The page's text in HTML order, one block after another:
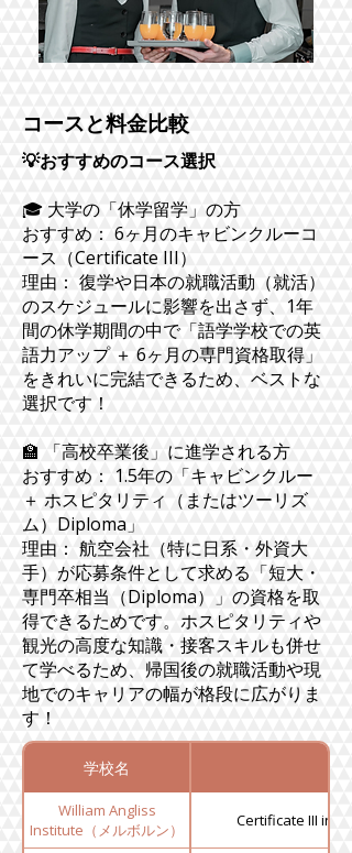
​コースと料金比較
💡おすすめのコース選択
🎓 大学の「休学留学」の方
おすすめ： 6ヶ月のキャビンクルーコ
ース（Certificate III）
理由： 復学や日本の就職活動（就活）
のスケジュールに影響を出さず、1年
間の休学期間の中で「語学学校での英
語力アップ ＋ 6ヶ月の専門資格取得」
をきれいに完結できるため、ベストな
選択です！
🏫 「高校卒業後」に進学される方
おすすめ： 1.5年の「キャビンクルー
＋ ホスピタリティ（またはツーリズ
ム）Diploma」
理由： 航空会社（特に日系・外資大
手）が応募条件として求める「短大・
専門卒相当（Diploma）」の資格を取
得できるためです。ホスピタリティや
観光の高度な知識・接客スキルも併せ
て学べるため、帰国後の就職活動や現
地でのキャリアの幅が格段に広がりま
す！
学校名
William Angliss
Institute（メルボルン）
Certificate III in